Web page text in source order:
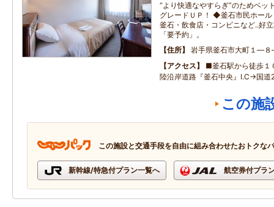
“より快適なやすらぎ”のためベッ
グレードＵＰ！ ◆釜石市民ホー
釜石・飲食店・コンビニなど..好
「要予約」。
住所
岩手県釜石市大町１―
アクセス
■釜石駅から徒歩
陸沿岸道路『釜石中央』I.C→国道
この施
この施設と交通手段を自由に組み合わせたおトクな
新幹線/特急付プラン一覧へ 航空券付プラ